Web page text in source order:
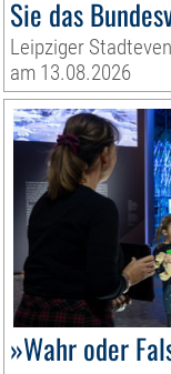
Sie das
Leipziger
am 13.08.2026
»Wahr oder